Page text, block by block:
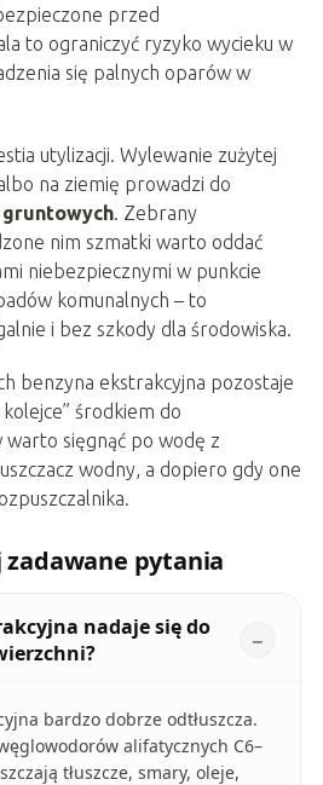
przed
to ograniczyć ryzyko wycieku w
się palnych oparów w
utylizacji. Wylewanie zużytej
na ziemię prowadzi do
. Zebrany
nim szmatki warto oddać
niebezpiecznymi w punkcie
komunalnych – to
i bez szkody dla środowiska.
benzyna ekstrakcyjna pozostaje
środkiem do
warto sięgnąć po wodę z
wodny, a dopiero gdy one
zadawane pytania
nadaje się do
bardzo dobrze odtłuszcza.
alifatycznych C6–
tłuszcze, smary, oleje,